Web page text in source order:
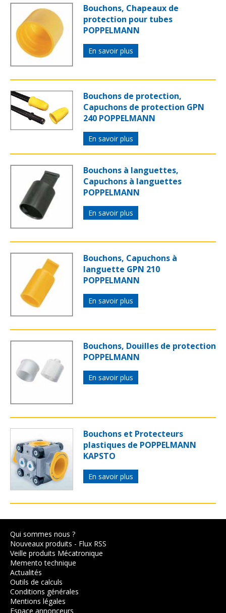
Bouchons, Chapeaux de
protection pour tubes
POPPELMANN
En savoir plus
Bouchons de protection,
Capuchons de protection GPN
240 POPPELMANN
En savoir plus
Bouchons à languettes,
Capuchons à languettes
POPPELMANN
En savoir plus
Bouchons, Capuchons à
languette GPN 210
POPPELMANN
En savoir plus
Bouchons, Douilles de protection
POPPELMANN
En savoir plus
Bouchons et Protecteurs
plastiques de POPPELMANN
KAPSTO
En savoir plus
Qui sommes nous ?
Nouveaux produits - Flux RSS
Veille produits Mécatronique
Memento technique
Actualités
Outils de calculs
Conditions générales
Mentions légales
Espace annonceurs